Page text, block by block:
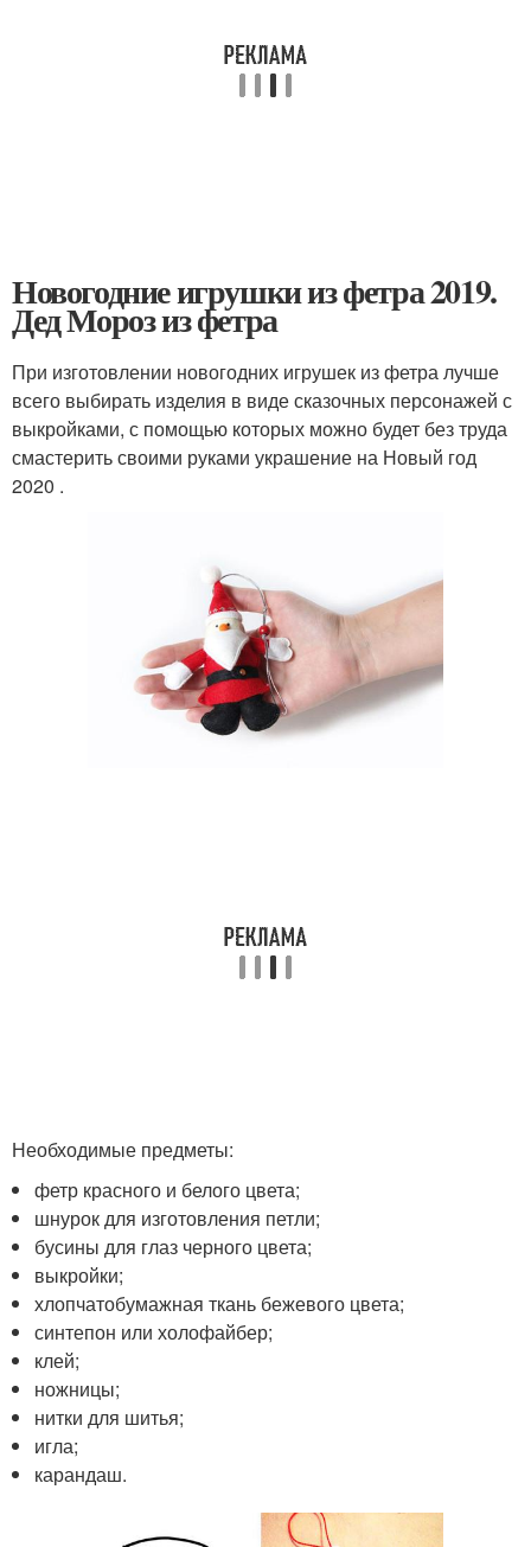
Новогодние игрушки из фетра 2019.
Дед Мороз из фетра
При изготовлении новогодних игрушек из фетра лучше
всего выбирать изделия в виде сказочных персонажей с
выкройками, с помощью которых можно будет без труда
смастерить своими руками украшение на Новый год
2020 .
Необходимые предметы:
фетр красного и белого цвета;
шнурок для изготовления петли;
бусины для глаз черного цвета;
выкройки;
хлопчатобумажная ткань бежевого цвета;
синтепон или холофайбер;
клей;
ножницы;
нитки для шитья;
игла;
карандаш.